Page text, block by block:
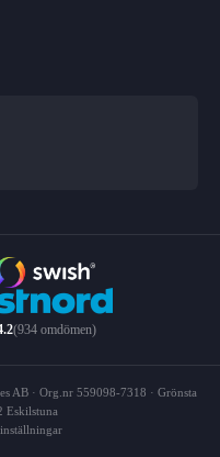
(934 omdömen)
AB · Org.nr 559098-7318 · Grönsta
Eskilstuna